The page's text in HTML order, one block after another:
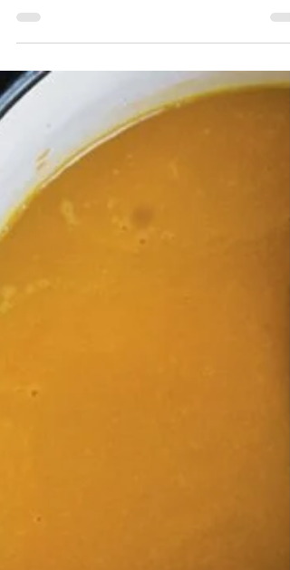
Πράσα Λαδερά με Γλυκοπατάτα,
Κόκκινη Πιπεριά & Σαφράν: Ένα
Νηστίσιμο Πιάτο για Ενίσχυση του
Ανοσοποιητικού